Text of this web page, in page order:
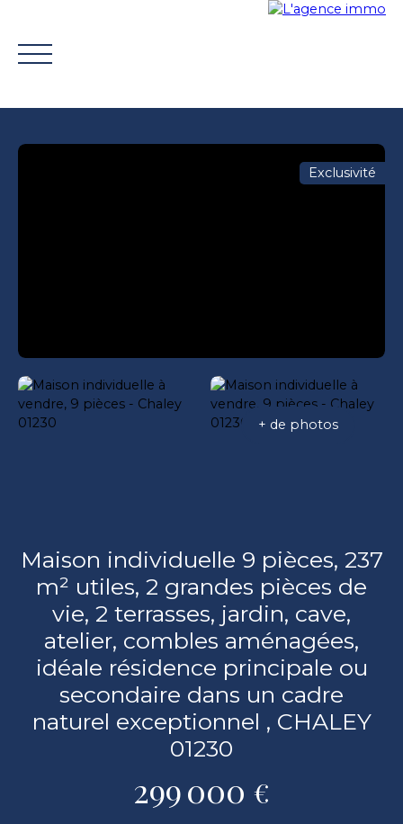
Exclusivité
+ de photos
Maison individuelle 9 pièces, 237
m² utiles, 2 grandes pièces de
vie, 2 terrasses, jardin, cave,
atelier, combles aménagées,
idéale résidence principale ou
secondaire dans un cadre
naturel exceptionnel , CHALEY
01230
299 000 €